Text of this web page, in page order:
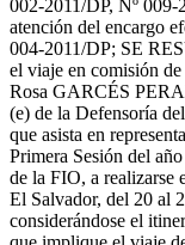
002-2011/DP, Nº
atención del encargo
004-2011/DP; SE
el viaje en comisión
Rosa GARCÉS
(e) de la Defensoría
que asista en
Primera Sesión del
de la FIO, a realizarse
El Salvador, del 20 al
considerándose el